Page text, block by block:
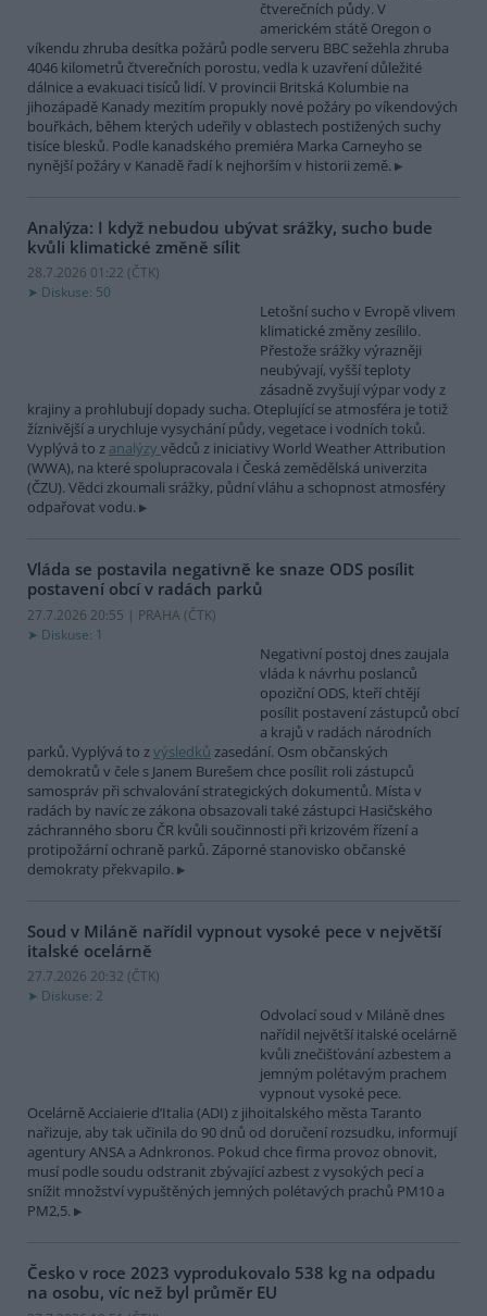
čtverečních půdy. V
americkém státě Oregon o
víkendu zhruba desítka požárů podle serveru BBC sežehla zhruba
4046 kilometrů čtverečních porostu, vedla k uzavření důležité
dálnice a evakuaci tisíců lidí. V provincii Britská Kolumbie na
jihozápadě Kanady mezitím propukly nové požáry po víkendových
bouřkách, během kterých udeřily v oblastech postižených suchy
tisíce blesků. Podle kanadského premiéra Marka Carneyho se
nynější požáry v Kanadě řadí k nejhorším v historii země.
Analýza: I když nebudou ubývat srážky, sucho bude
kvůli klimatické změně sílit
28.7.2026 01:22 (ČTK)
Diskuse: 50
Letošní sucho v Evropě vlivem
klimatické změny zesílilo.
Přestože srážky výrazněji
neubývají, vyšší teploty
zásadně zvyšují výpar vody z
krajiny a prohlubují dopady sucha. Oteplující se atmosféra je totiž
žíznivější a urychluje vysychání půdy, vegetace i vodních toků.
Vyplývá to z analýzy vědců z iniciativy World Weather Attribution
(WWA), na které spolupracovala i Česká zemědělská univerzita
(ČZU). Vědci zkoumali srážky, půdní vláhu a schopnost atmosféry
odpařovat vodu.
Vláda se postavila negativně ke snaze ODS posílit
postavení obcí v radách parků
27.7.2026 20:55 | PRAHA (ČTK)
Diskuse: 1
Negativní postoj dnes zaujala
vláda k návrhu poslanců
opoziční ODS, kteří chtějí
posílit postavení zástupců obcí
a krajů v radách národních
parků. Vyplývá to zvýsledků zasedání. Osm občanských
demokratů v čele s Janem Burešem chce posílit roli zástupců
samospráv při schvalování strategických dokumentů. Místa v
radách by navíc ze zákona obsazovali také zástupci Hasičského
záchranného sboru ČR kvůli součinnosti při krizovém řízení a
protipožární ochraně parků. Záporné stanovisko občanské
demokraty překvapilo.
Soud v Miláně nařídil vypnout vysoké pece v největší
italské ocelárně
27.7.2026 20:32 (ČTK)
Diskuse: 2
Odvolací soud v Miláně dnes
nařídil největší italské ocelárně
kvůli znečišťování azbestem a
jemným polétavým prachem
vypnout vysoké pece.
Ocelárně Acciaierie d’Italia (ADI) z jihoitalského města Taranto
nařizuje, aby tak učinila do 90 dnů od doručení rozsudku, informují
agentury ANSA a Adnkronos. Pokud chce firma provoz obnovit,
musí podle soudu odstranit zbývající azbest z vysokých pecí a
snížit množství vypuštěných jemných polétavých prachů PM10 a
PM2,5.
Česko v roce 2023 vyprodukovalo 538 kg na odpadu
na osobu, víc než byl průměr EU